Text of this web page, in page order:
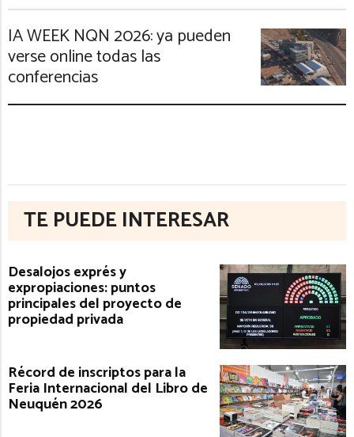
IA WEEK NQN 2026: ya pueden
verse online todas las
conferencias
TE PUEDE INTERESAR
Desalojos exprés y
expropiaciones: puntos
principales del proyecto de
propiedad privada
Récord de inscriptos para la
Feria Internacional del Libro de
Neuquén 2026